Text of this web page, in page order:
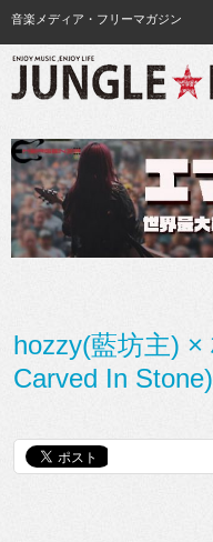
音楽メディア・フリーマガジン
hozzy(藍坊主) ×
Carved In Stone)